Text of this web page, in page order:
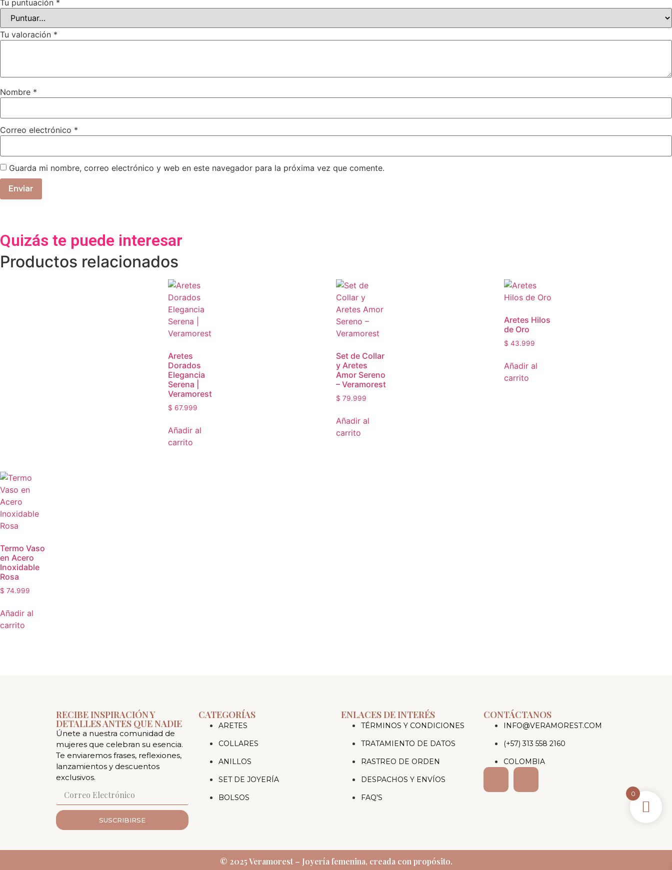
Tu puntuación *
Tu valoración *
Nombre *
Correo electrónico *
Guarda mi nombre, correo electrónico y web en este navegador para la próxima vez que comente.
Quizás te puede interesar
Productos relacionados
Aretes
Dorados
Elegancia
Serena |
Veramorest
$ 67.999
Añadir al
carrito
Set de Collar
y Aretes
Amor Sereno
– Veramorest
$ 79.999
Añadir al
carrito
Aretes Hilos
de Oro
$ 43.999
Añadir al
carrito
Termo Vaso
en Acero
Inoxidable
Rosa
$ 74.999
Añadir al
carrito
RECIBE INSPIRACIÓN Y
DETALLES ANTES QUE NADIE
Únete a nuestra comunidad de
mujeres que celebran su esencia.
Te enviaremos frases, reflexiones,
lanzamientos y descuentos
exclusivos.
SUSCRIBIRSE
CATEGORÍAS
ARETES
COLLARES
ANILLOS
SET DE JOYERÍA
BOLSOS
ENLACES DE INTERÉS
TÉRMINOS Y CONDICIONES
TRATAMIENTO DE DATOS
RASTREO DE ORDEN
DESPACHOS Y ENVÍOS
FAQ'S
CONTÁCTANOS
INFO@VERAMOREST.COM
(+57) 313 558 2160
COLOMBIA
© 2025 Veramorest – Joyería femenina, creada con propósito.
0